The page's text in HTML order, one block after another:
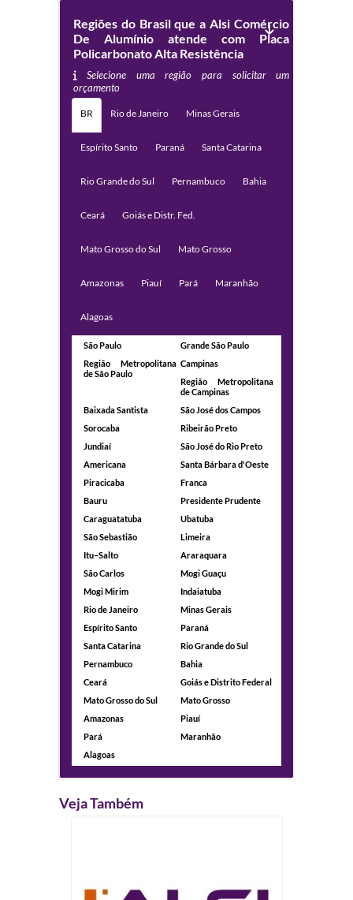
Regiões do Brasil que a Alsi Comércio
De Alumínio atende com Placa
Policarbonato Alta Resistência
Selecione uma região para solicitar um
orçamento
BR Rio de Janeiro Minas Gerais
Espírito Santo Paraná Santa Catarina
Rio Grande do Sul Pernambuco Bahia
Ceará Goiás e Distr. Fed.
Mato Grosso do Sul Mato Grosso
Amazonas Piauí Pará Maranhão
Alagoas
São Paulo
Grande São Paulo
Região Metropolitana
de São Paulo
Campinas
Região Metropolitana
de Campinas
Baixada Santista
São José dos Campos
Sorocaba
Ribeirão Preto
Jundiaí
São José do Rio Preto
Americana
Santa Bárbara d'Oeste
Piracicaba
Franca
Bauru
Presidente Prudente
Caraguatatuba
Ubatuba
São Sebastião
Limeira
Itu–Salto
Araraquara
São Carlos
Mogi Guaçu
Mogi Mirim
Indaiatuba
Rio de Janeiro
Minas Gerais
Espírito Santo
Paraná
Santa Catarina
Rio Grande do Sul
Pernambuco
Bahia
Ceará
Goiás e Distrito Federal
Mato Grosso do Sul
Mato Grosso
Amazonas
Piauí
Pará
Maranhão
Alagoas
Veja Também